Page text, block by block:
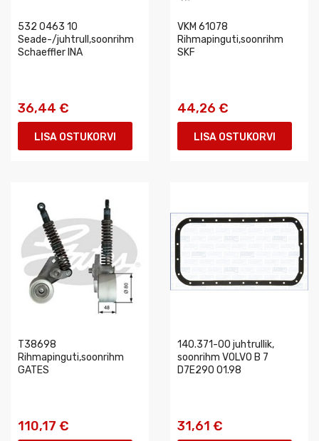
532 0463 10
Seade-/juhtrull,soonrihm
Schaeffler INA
36,44 €
LISA OSTUKORVI
VKM 61078
Rihmapinguti,soonrihm
SKF
44,26 €
LISA OSTUKORVI
T38698
Rihmapinguti,soonrihm
GATES
110,17 €
140.371-00 juhtrullik,
soonrihm VOLVO B 7
D7E290 01.98
31,61 €